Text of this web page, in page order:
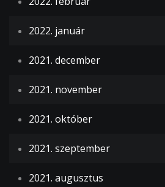
2022. január
2021. december
2021. november
2021. október
2021. szeptember
2021. augusztus